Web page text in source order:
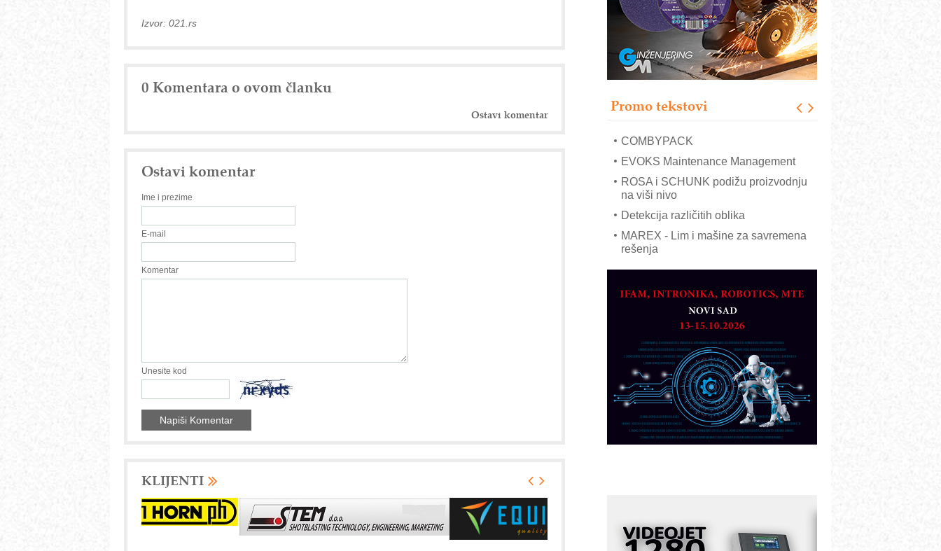
Izvor: 021.rs
0 Komentara o ovom članku
Ostavi komentar
Ostavi komentar
Ime i prezime
E-mail
Komentar
Unesite kod
KLIJENTI
Promo tekstovi
upravljanje mašinama
Sigurnije ispitivanje transformatora u
solarnim elektranama i vetroparkovima
Pranje točkova na gradilištu- standard
modernog i odgovornog građenja
mrežnog pretvarača sa tečnim
COMBYPACK
EVOKS Maintenance Management
ROSA i SCHUNK podižu proizvodnju
na viši nivo
Detekcija različitih oblika
MAREX - Lim i mašine za savremena
rešenja
Marcom-plast d.o.o.- vaš pouzdan
CTO - Prilagodite svoju toplinsku
PLC AKYTEC
AUKOM: Svetski standard metrologije
dostupan u Srbiji
MOTOMAN – NEXT-Robotika vođena
veštačkom inteligencijom
I.SAFE MOBILE revolucioniše
savremene industrijske i logističke
objekte